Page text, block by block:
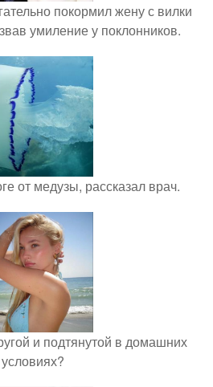
покормил жену с вилки
умиление у поклонников.
от медузы, рассказал врач.
и подтянутой в домашних
условиях?